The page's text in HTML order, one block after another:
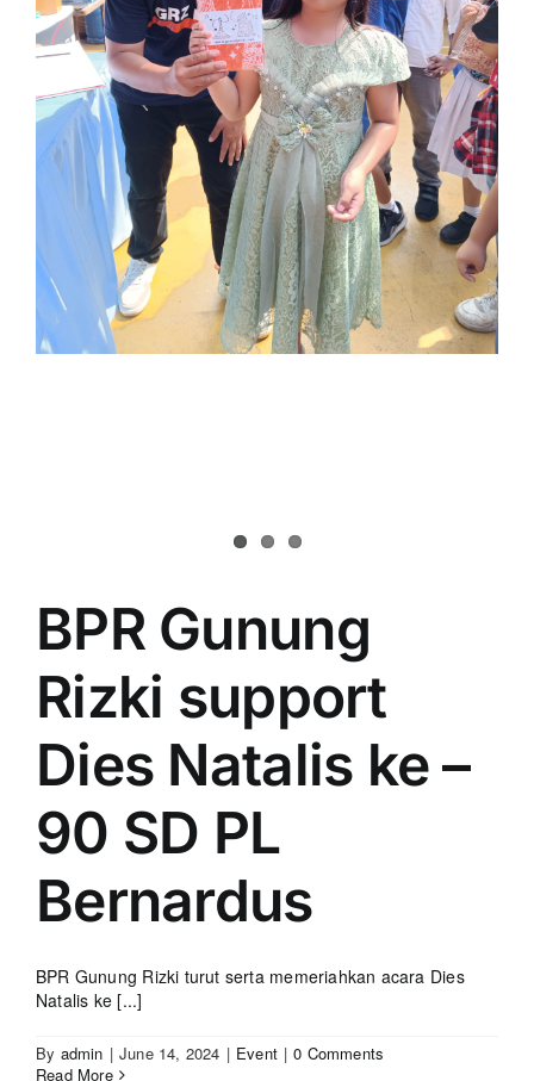
BPR Gunung
Rizki support
Dies Natalis ke –
90 SD PL
Bernardus
BPR Gunung Rizki turut serta memeriahkan acara Dies
Natalis ke [...]
By admin | June 14, 2024 | Event | 0 Comments
Read More